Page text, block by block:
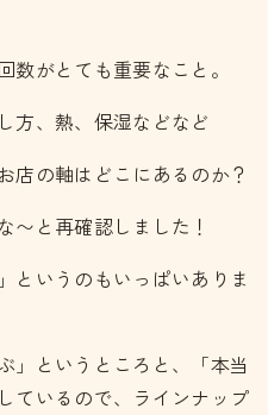
数がとても重要なこと。
方、熱、保湿などなど
店の軸はどこにあるのか？
〜と再確認しました！
というのもいっぱいありま
」というところと、「本当
ているので、ラインナップ